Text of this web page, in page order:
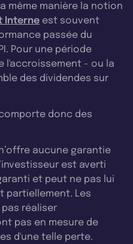
même manière la notion
Interne est souvent
passée du
Pour une période
l'accroissement - ou la
des dividendes sur
donc des
n’offre aucune garantie
est averti
et peut ne pas lui
partiellement. Les
réaliser
pas en mesure de
d'une telle perte.